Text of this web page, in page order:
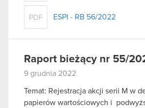
PDF ESPI - RB 56/2022
Raport bieżący nr 55/
9 grudnia 2022
Temat: Rejestracja akcji serii M w
papierów wartościowych i